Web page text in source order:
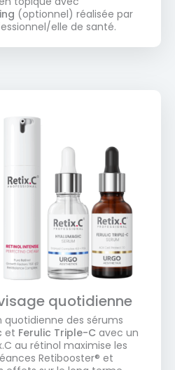
(optionnel) réalisée par
elle de santé.
quotidienne
quotidienne des sérums
et Ferulic Triple-C avec un
au rétinol maximise les
Retibooster® et